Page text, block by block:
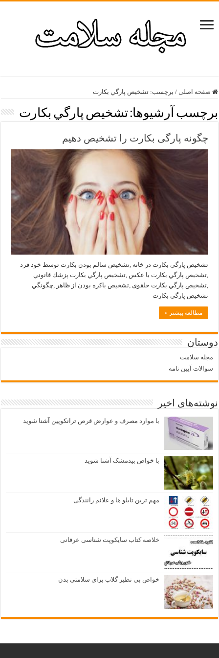
صفحه اصلی / برچسب:تشخيص پارگي بكارت
برچسب آرشیوها:تشخيص پارگي بكارت
چگونه پارگی بکارت را تشخیص دهیم
تشخيص پارگي بكارت در خانه ,تشخيص سالم بودن بكارت توسط خود فرد
,تشخيص پارگي بكارت با عکس ,تشخيص پارگي بكارت پزشك قانوني
,تشخيص پارگي بكارت حلقوی ,تشخیص باکره بودن از ظاهر ,چگونگي
تشخيص پارگي بكارت
مطالعه بیشتر »
دوستان
مجله سلامت
سوالات آیین نامه
نوشته‌های اخیر
با موارد مصرف و عوارض قرص ترانکوپین آشنا شوید
با خواص بیدمشک آشنا شوید
مهم ترین تابلو ها و علائم رانندگی
خلاصه کتاب سایکوپت شناسی عرفانی
خواص بی نظیر گلاب برای سلامتی بدن